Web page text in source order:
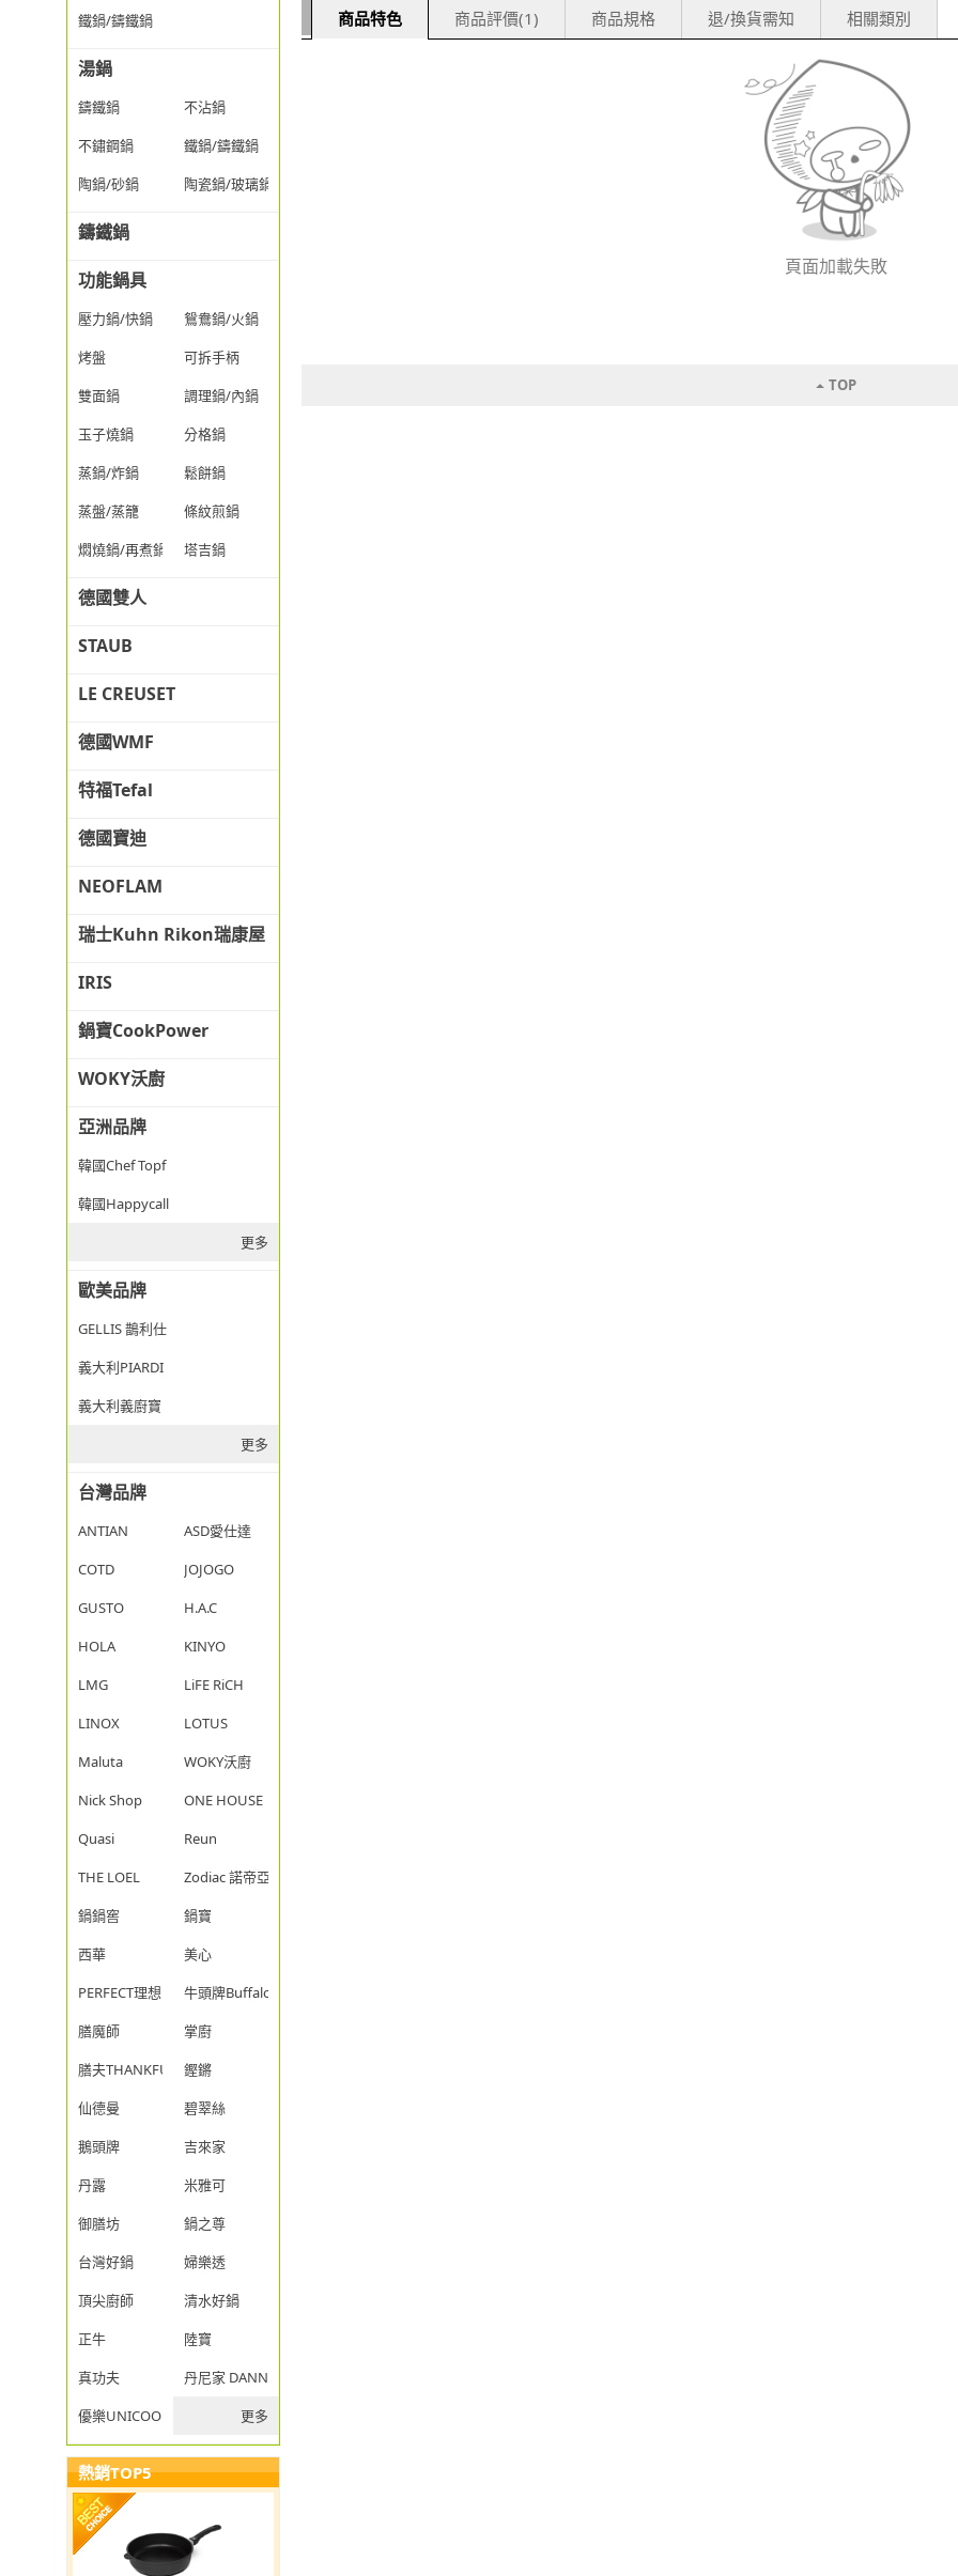
鐵鍋/鑄鐵鍋
湯鍋
鑄鐵鍋
不沾鍋
不鏽鋼鍋
鐵鍋/鑄鐵鍋
陶鍋/砂鍋
陶瓷鍋/玻璃鍋/透明鍋
鑄鐵鍋
功能鍋具
壓力鍋/快鍋
鴛鴦鍋/火鍋
烤盤
可拆手柄
雙面鍋
調理鍋/內鍋
玉子燒鍋
分格鍋
蒸鍋/炸鍋
鬆餅鍋
蒸盤/蒸籠
條紋煎鍋
燜燒鍋/再煮鍋
塔吉鍋
德國雙人
STAUB
LE CREUSET
德國WMF
特福Tefal
德國寶迪
NEOFLAM
瑞士Kuhn Rikon瑞康屋
IRIS
鍋寶CookPower
WOKY沃廚
亞洲品牌
韓國Chef Topf
韓國Happycall
更多
歐美品牌
GELLIS 鵲利仕
義大利PIARDI
義大利義廚寶
更多
台灣品牌
ANTIAN
ASD愛仕達
COTD
JOJOGO
GUSTO
H.A.C
HOLA
KINYO
LMG
LiFE RiCH
LINOX
LOTUS
Maluta
WOKY沃廚
Nick Shop
ONE HOUSE
Quasi
Reun
THE LOEL
Zodiac 諾帝亞
鍋鍋窖
鍋寶
西華
美心
PERFECT理想
牛頭牌Buffalo
膳魔師
掌廚
膳夫THANKFUL
鏗鏘
仙德曼
碧翠絲
鵝頭牌
吉來家
丹露
米雅可
御膳坊
鍋之尊
台灣好鍋
婦樂透
頂尖廚師
清水好鍋
正牛
陸寶
真功夫
丹尼家 DANNY JIA
優樂UNICOOK
更多
熱銷TOP5
商品特色 商品評價(1) 商品規格 退/換貨需知 相關類別
頁面加載失敗
TOP